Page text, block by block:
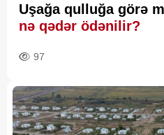
Uşağa qulluğa görə
nə qədər ödənilir?
97